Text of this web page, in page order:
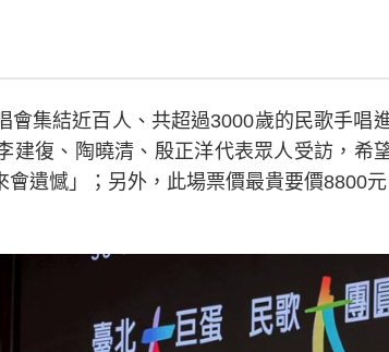
會集結近百人、共超過3000歲的民歌手唱
建復、陶曉清、殷正洋代表眾人受訪，希
遺憾」；另外，此場票價最貴要價8800